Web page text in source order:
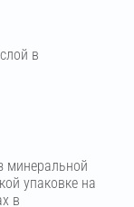
в
минеральной
упаковке на
в